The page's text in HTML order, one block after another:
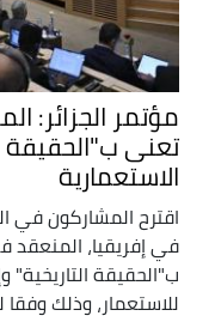
مؤتمر الجزائر:
تعنى ب"الحقيقة
الاستعمارية
اقترح المشاركون في
في إفريقيا، المنعقد
ب"الحقيقة التاريخية"
للاستعمار، وذلك وفقا